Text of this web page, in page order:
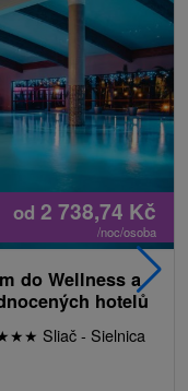
od 2 738,74 Kč
/noc/osoba
do Wellness a
hotelů
★★ Sliač - Sielnica